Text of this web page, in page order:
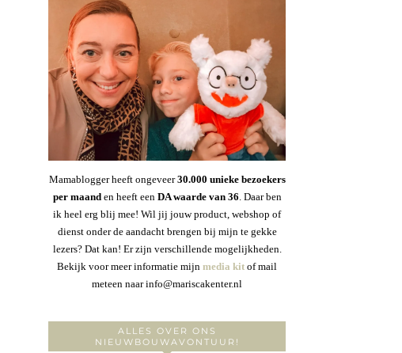
Mamablogger heeft ongeveer30.000 unieke bezoekers
per maanden heeft een DA waarde van 36. Daar ben
ik heel erg blij mee! Wil jij jouw product, webshop of
dienst onder de aandacht brengen bij mijn te gekke
lezers? Dat kan! Er zijn verschillende mogelijkheden.
Bekijk voor meer informatie mijn media kit of mail
meteen naar info@mariscakenter.nl
ALLES OVER ONS
NIEUWBOUWAVONTUUR!